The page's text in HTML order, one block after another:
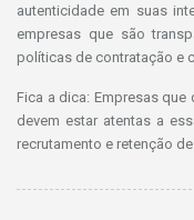
autenticidade em suas
empresas que são
políticas de contratação e
Fica a dica: Empresas que
devem estar atentas a
recrutamento e retenção